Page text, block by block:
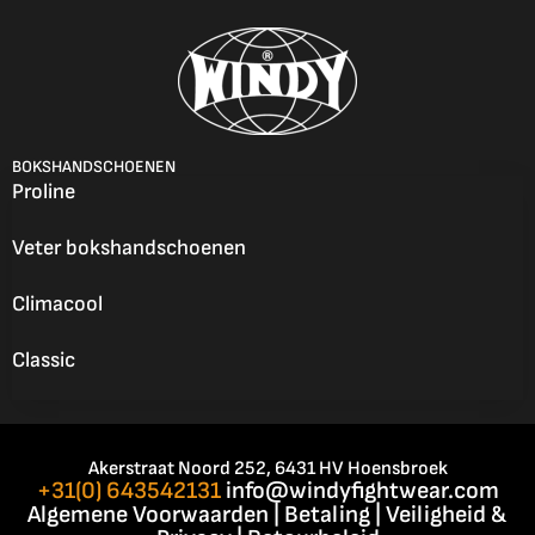
BOKSHANDSCHOENEN
Proline
Veter bokshandschoenen
Climacool
Classic
Akerstraat Noord 252, 6431 HV Hoensbroek
+31(0) 643542131info@windyfightwear.com
Algemene Voorwaarden
Betaling Veiligheid &